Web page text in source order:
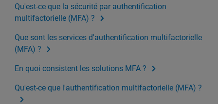
Qu'est-ce que la sécurité par authentification
multifactorielle (MFA) ?
Que sont les services d'authentification multifactorielle
(MFA) ?
En quoi consistent les solutions MFA ?
Qu'est-ce que l'authentification multifactorielle (MFA) ?